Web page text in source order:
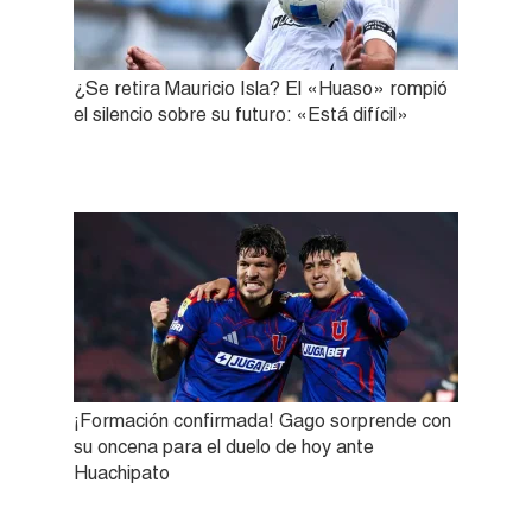
¿Se retira Mauricio Isla? El «Huaso» rompió
el silencio sobre su futuro: «Está difícil»
¡Formación confirmada! Gago sorprende con
su oncena para el duelo de hoy ante
Huachipato